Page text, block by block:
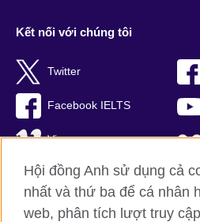
Kết nối với chúng tôi
Twitter
Facebook IELTS
Vimeo
RSS
Hội đồng Anh sử dụng cả
nhất và thứ ba để cá nhân
web, phân tích lượt truy